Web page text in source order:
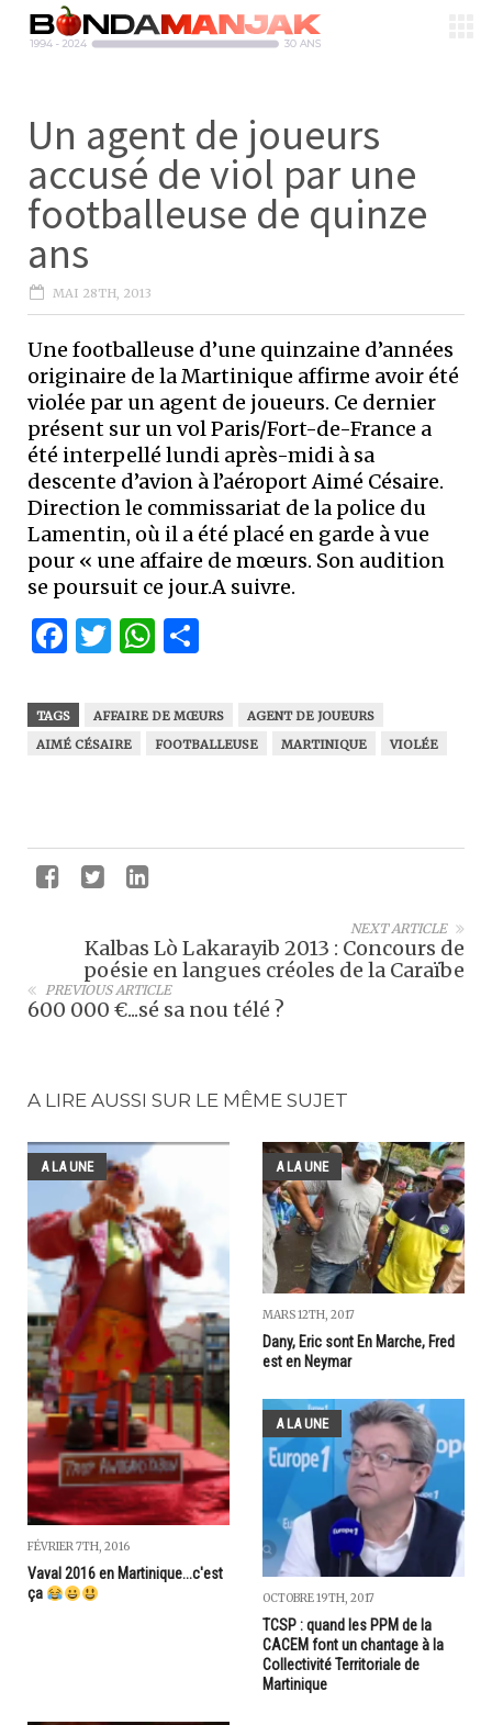
Un agent de joueurs
accusé de viol par une
footballeuse de quinze
ans
MAI 28TH, 2013
Une footballeuse d’une quinzaine d’années
originaire de la Martinique affirme avoir été
violée par un agent de joueurs. Ce dernier
présent sur un vol Paris/Fort-de-France a
été interpellé lundi après-midi à sa
descente d’avion à l’aéroport Aimé Césaire.
Direction le commissariat de la police du
Lamentin, où il a été placé en garde à vue
pour « une affaire de mœurs. Son audition
se poursuit ce jour.A suivre.
Facebook
Twitter
WhatsApp
TAGS AFFAIRE DE MŒURS
AGENT DE JOUEURS
AIMÉ CÉSAIRE
FOOTBALLEUSE MARTINIQUE VIOLÉE
NEXT ARTICLE
Kalbas Lò Lakarayib 2013 : Concours de
poésie en langues créoles de la Caraïbe
PREVIOUS ARTICLE
600 000 €...sé sa nou télé ?
A LIRE AUSSI SUR LE MÊME SUJET
A LA UNE
FÉVRIER 7TH, 2016
Vaval 2016 en Martinique...c'est
ça
A LA UNE
MARS 12TH, 2017
Dany, Eric sont En Marche, Fred
est en Neymar
A LA UNE
OCTOBRE 19TH, 2017
TCSP : quand les PPM de la
CACEM font un chantage à la
Collectivité Territoriale de
Martinique